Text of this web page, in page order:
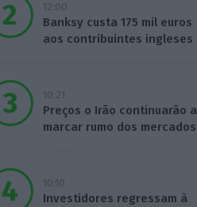
12:00
Banksy custa 175 mil euros
aos contribuintes ingleses
10:21
Preços o Irão continuarão a
marcar rumo dos mercados
10:10
Investidores regressam à